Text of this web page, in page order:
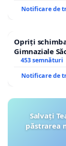
Notificare de
Opriți
Gimnaziale
453 semnături
Notificare de
Salvați
păstrarea